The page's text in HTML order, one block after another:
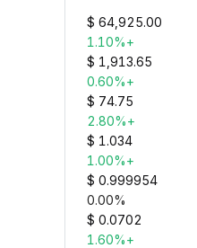
$ 64,925.00
+1.10%
$ 1,913.65
+0.60%
$ 74.75
+2.80%
$ 1.034
+1.00%
$ 0.999954
0.00%
$ 0.0702
+1.60%